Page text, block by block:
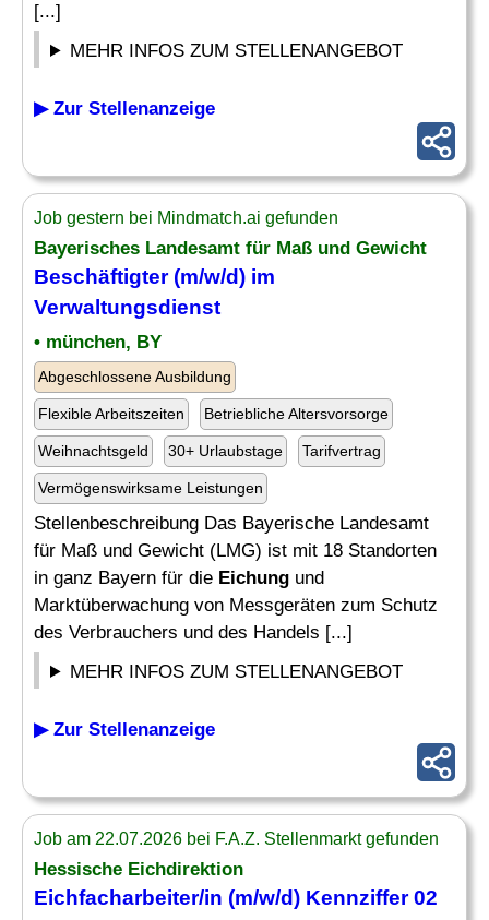
[...]
MEHR INFOS ZUM STELLENANGEBOT
▶ Zur Stellenanzeige
Job gestern bei Mindmatch.ai gefunden
Bayerisches Landesamt für Maß und Gewicht
Beschäftigter (m/w/d) im
Verwaltungsdienst
• münchen, BY
Abgeschlossene Ausbildung
Flexible Arbeitszeiten Betriebliche Altersvorsorge
Weihnachtsgeld 30+ Urlaubstage Tarifvertrag
Vermögenswirksame Leistungen
Stellenbeschreibung Das Bayerische Landesamt
für Maß und Gewicht (LMG) ist mit 18 Standorten
in ganz Bayern für die Eichung und
Marktüberwachung von Messgeräten zum Schutz
des Verbrauchers und des Handels [...]
MEHR INFOS ZUM STELLENANGEBOT
▶ Zur Stellenanzeige
Job am 22.07.2026 bei F.A.Z. Stellenmarkt gefunden
Hessische Eichdirektion
Eichfacharbeiter/in (m/w/d) Kennziffer 02